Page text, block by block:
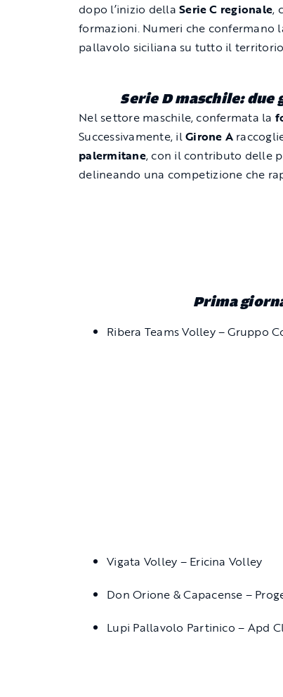
dopo l’inizio dellaSerie C regionale,
formazioni. Numeri che confermano
pallavolo siciliana su tutto il
Serie D maschile:
Nel settore maschile, confermata la
Successivamente, ilGirone A
palermitane, con il contributo delle
delineando una competizione che
Prima
Ribera Teams Volley – Gruppo
Vigata Volley – Ericina Volley
Don Orione & Capacense –
Lupi Pallavolo Partinico – Apd